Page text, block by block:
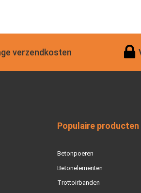
verzendkosten
Populaire producten
Betonpoeren
Betonelementen
Trottoirbanden